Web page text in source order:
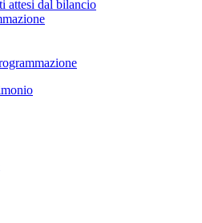
attesi dal bilancio